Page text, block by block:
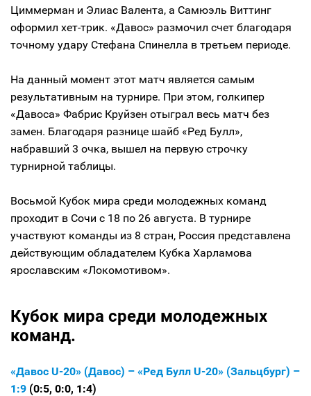
Циммерман и Элиас Валента, а Самюэль Виттинг
оформил хет-трик. «Давос» размочил счет благодаря
точному удару Стефана Спинелла в третьем периоде.
На данный момент этот матч является самым
результативным на турнире. При этом, голкипер
«Давоса» Фабрис Круйзен отыграл весь матч без
замен. Благодаря разнице шайб «Ред Булл»,
набравший 3 очка, вышел на первую строчку
турнирной таблицы.
Восьмой Кубок мира среди молодежных команд
проходит в Сочи с 18 по 26 августа. В турнире
участвуют команды из 8 стран, Россия представлена
действующим обладателем Кубка Харламова
ярославским «Локомотивом».
Кубок мира среди молодежных
команд.
«Давос U-20» (Давос) – «Ред Булл U-20» (Зальцбург) –
1:9 (0:5, 0:0, 1:4)